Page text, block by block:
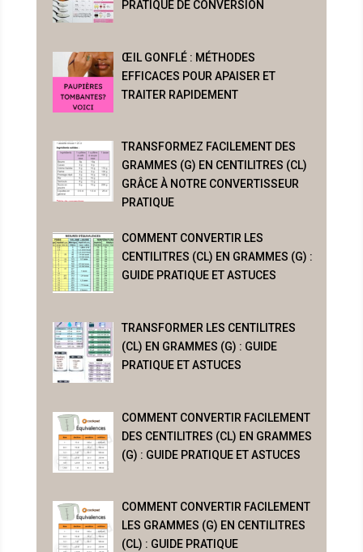
PRATIQUE DE CONVERSION
ŒIL GONFLÉ : MÉTHODES
EFFICACES POUR APAISER ET
TRAITER RAPIDEMENT
TRANSFORMEZ FACILEMENT DES
GRAMMES (G) EN CENTILITRES (CL)
GRÂCE À NOTRE CONVERTISSEUR
PRATIQUE
COMMENT CONVERTIR LES
CENTILITRES (CL) EN GRAMMES (G) :
GUIDE PRATIQUE ET ASTUCES
TRANSFORMER LES CENTILITRES
(CL) EN GRAMMES (G) : GUIDE
PRATIQUE ET ASTUCES
COMMENT CONVERTIR FACILEMENT
DES CENTILITRES (CL) EN GRAMMES
(G) : GUIDE PRATIQUE ET ASTUCES
COMMENT CONVERTIR FACILEMENT
LES GRAMMES (G) EN CENTILITRES
(CL) : GUIDE PRATIQUE